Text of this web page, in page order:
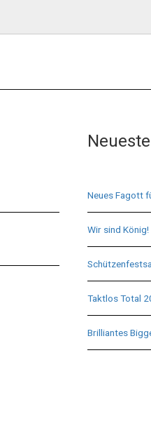
Neues Fagott
Wir sind König!
Taktlos Total
Brilliantes